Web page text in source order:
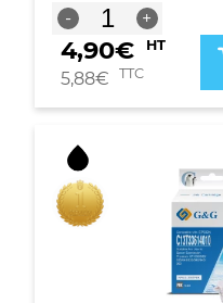
-
quantité
de
Cartouche
compatible
T3362
T3342
(33XL)
-
C13T33624012
C13T33424012
+
4,90€ HT
5,88€ TTC